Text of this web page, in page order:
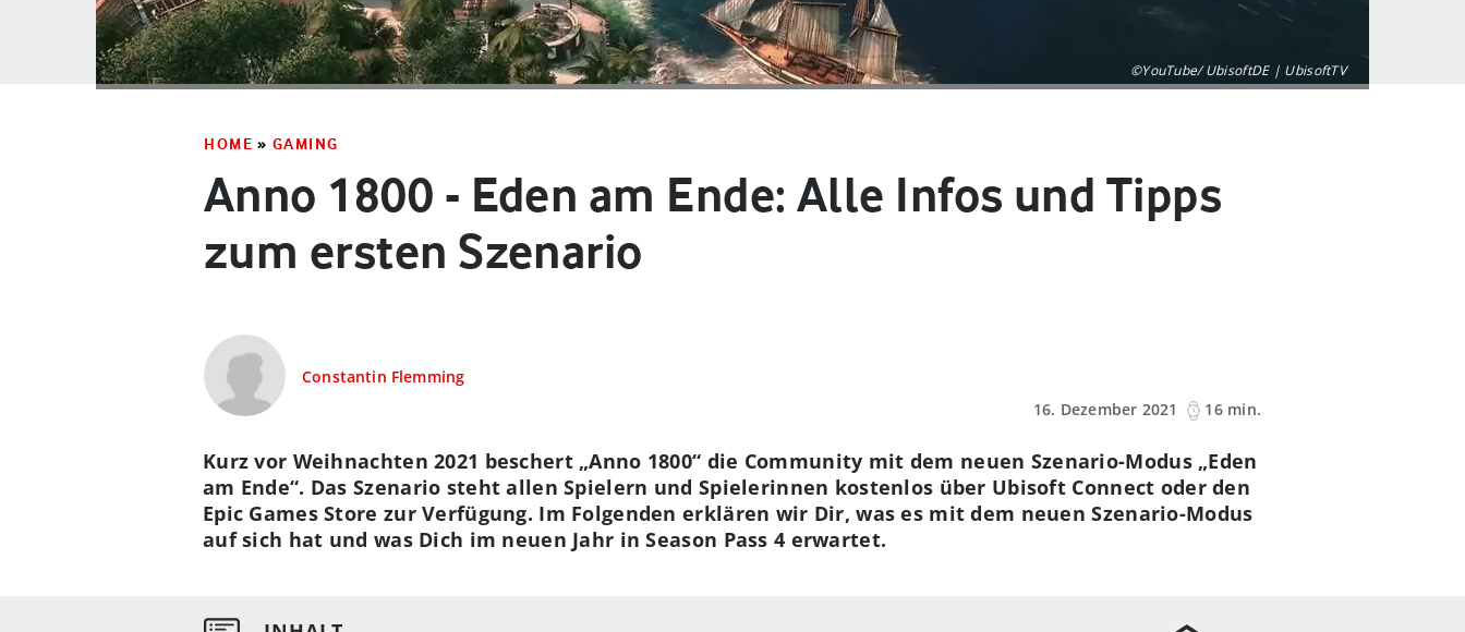
©YouTube/ UbisoftDE | UbisoftTV
HOME » GAMING
Anno 1800 - Eden am Ende: Alle Infos und Tipps
zum ersten Szenario
Constantin Flemming
16. Dezember 2021
16 min.
Kurz vor Weihnachten 2021 beschert „Anno 1800“ die Community mit dem neuen Szenario-Modus „Eden
am Ende“. Das Szenario steht allen Spielern und Spielerinnen kostenlos über Ubisoft Connect oder den
Epic Games Store zur Verfügung. Im Folgenden erklären wir Dir, was es mit dem neuen Szenario-Modus
auf sich hat und was Dich im neuen Jahr in Season Pass 4 erwartet.